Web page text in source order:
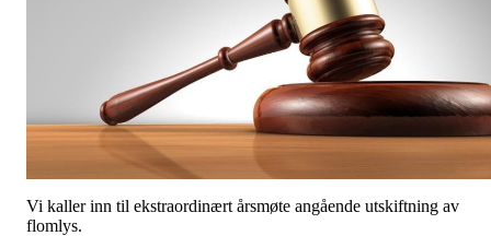
Vi kaller inn til ekstraordinært årsmøte angående utskiftning av
flomlys.